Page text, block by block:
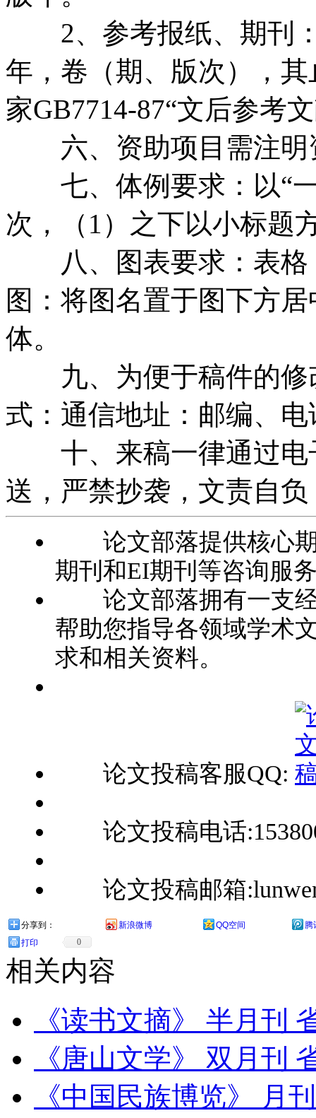
2、参考报纸、期刊：
年，卷（期、版次），
家GB7714-87“文后参考
六、资助项目需注明
七、体例要求：以“一
次，（1）之下以小标题
八、图表要求：表格
图：将图名置于图下方
体。
九、为便于稿件的修
式：通信地址：邮编、
十、来稿一律通过电
送，严禁抄袭，文责自
论文部落提供核心期
期刊和EI期刊等咨询服
论文部落拥有一支经
帮助您指导各领域学术
求和相关资料。
论文投稿客服QQ:
论文投稿电话
论文投稿邮箱
分享到： 新浪微博 QQ空间
腾
打印
0
相关内容
《读书文摘》 半月刊
《唐山文学》 双月刊
《中国民族博览》 月